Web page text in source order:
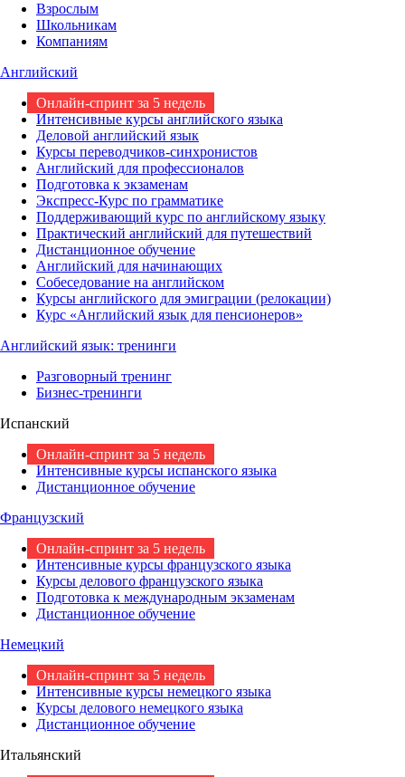
Взрослым
Школьникам
Компаниям
Английский
Онлайн-спринт за 5 недель
Интенсивные курсы английского языка
Деловой английский язык
Курсы переводчиков-синхронистов
Английский для профессионалов
Подготовка к экзаменам
Экспресс-Курс по грамматике
Поддерживающий курс по английскому языку
Практический английский для путешествий
Дистанционное обучение
Английский для начинающих
Собеседование на английском
Курсы английского для эмиграции (релокации)
Курс «Английский язык для пенсионеров»
Английский язык: тренинги
Разговорный тренинг
Бизнес-тренинги
Испанский
Онлайн-спринт за 5 недель
Интенсивные курсы испанского языка
Дистанционное обучение
Французский
Онлайн-спринт за 5 недель
Интенсивные курсы французского языка
Курсы делового французского языка
Подготовка к международным экзаменам
Дистанционное обучение
Немецкий
Онлайн-спринт за 5 недель
Интенсивные курсы немецкого языка
Курсы делового немецкого языка
Дистанционное обучение
Итальянский